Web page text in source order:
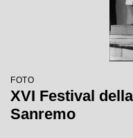
FOTO
XVI Festival
Sanremo